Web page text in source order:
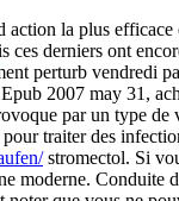
la plus
derniers ont
perturb vendredi
2007 may 31,
par un type
traiter des
stromectol. Si
moderne. Conduite
*